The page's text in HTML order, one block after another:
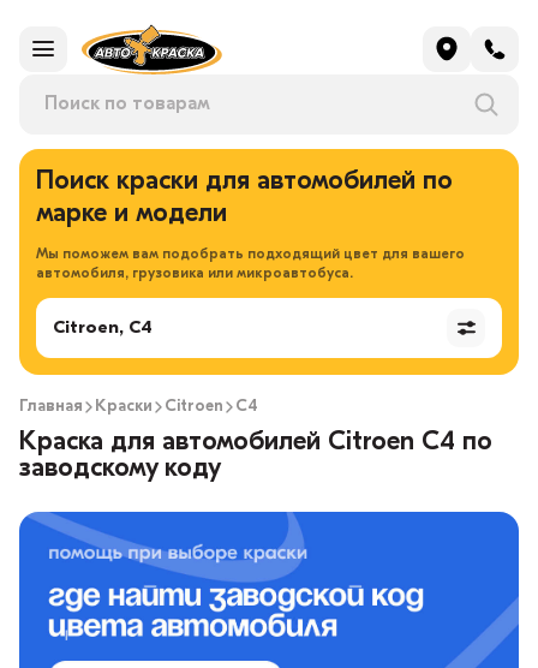
Поиск краски для автомобилей по
марке и модели
Мы поможем вам подобрать подходящий цвет для вашего
автомобиля, грузовика или микроавтобуса.
Citroen, C4
Главная Краски Citroen C4
Краска для автомобилей Citroen C4 по
заводскому коду